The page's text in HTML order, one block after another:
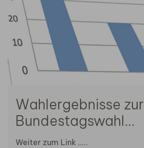
Wahlergebnisse zur
Bundestagswahl
26.09.2021
Weiter zum Link .....